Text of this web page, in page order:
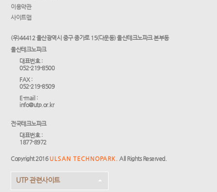
이용약관
사이트맵
(우)44412 울산광역시 중구 종가로 15(다운동) 울산테크노파크 본부동
울산테크노파크
대표번호 :
052-219-8500
FAX :
052-219-8509
E-mail :
info@utp.or.kr
전국테크노파크
대표번호 :
1877-8972
Copyright 2016 ULSAN TECHNOPARK. All Rights Reserved.
UTP 관련사이트